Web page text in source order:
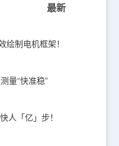
图形后保存，我们返回B，
部参照就会更新，我们就可
的外部参照无法显示，而
以直接转换为图块，输入
当我们需要讲图纸传给第
，对于引用了多个外部文件
可以使用CAD中的电子传递
所有外部文件打包起来，从
辰CAD软件中经常会用
最新
绘制电机框架！
量“快准稳”
人「亿」步！